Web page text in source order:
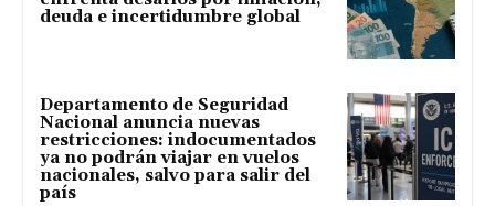
deuda e incertidumbre global
Departamento de Seguridad
Nacional anuncia nuevas
restricciones: indocumentados
ya no podrán viajar en vuelos
nacionales, salvo para salir del
país